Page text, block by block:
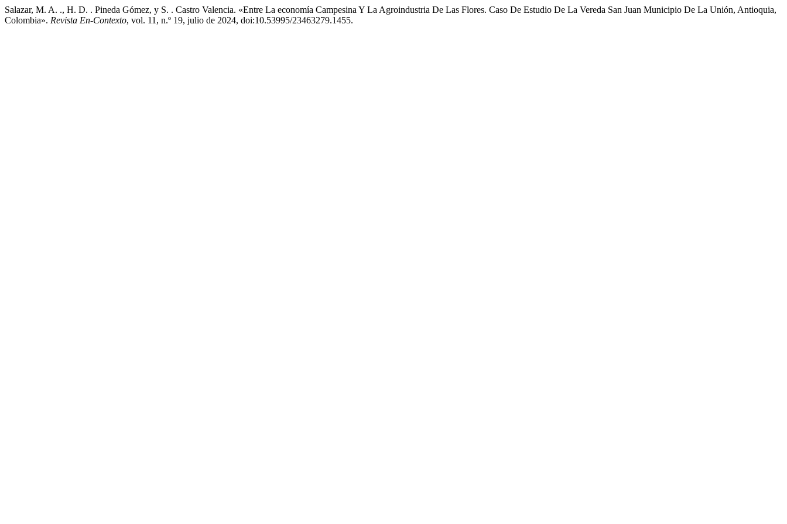
Salazar, M. A. ., H. D. . Pineda Gómez, y S. . Castro Valencia. «Entre La economía Campesina Y La Agroindustria De Las Flores. Caso De Estudio De La Vereda San Juan Municipio De La Unión, Antioquia,
Colombia». Revista En-Contexto, vol. 11, n.º 19, julio de 2024, doi:10.53995/23463279.1455.